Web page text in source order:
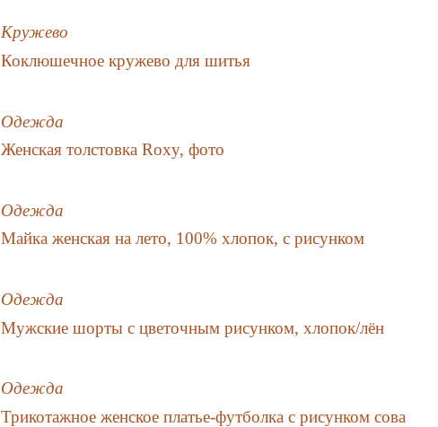
Кружево
Коклюшечное кружево для шитья
Одежда
Женская толстовка Roxy, фото
Одежда
Майка женская на лето, 100% хлопок, с рисунком
Одежда
Мужские шорты с цветочным рисунком, хлопок/лён
Одежда
Трикотажное женское платье-футболка с рисунком сова